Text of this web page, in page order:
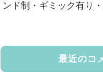
ンド制・ギミック有り
最近のコ